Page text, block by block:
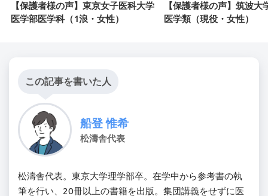
【保護者様の声】東京女子医科大学
医学部医学科（1浪・女性）
【保護者様の声】筑波大
医学類（現役・女性）
この記事を書いた人
船登 惟希
松濤舎代表
松濤舎代表。東京大学理学部卒。在学中から参考書の執
筆を行い、20冊以上の書籍を出版。集団講義をせずに医